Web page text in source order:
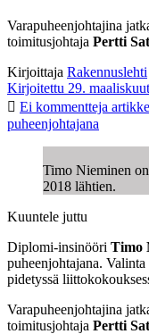
Varapuheenjohtajina
toimitusjohtaja Pertti
Kirjoittaja Rakennuslehti
Kirjoitettu 29.
Ei kommentteja
puheenjohtajana
Timo Nieminen
2018 lähtien.
Kuuntele juttu
Diplomi-insinööri Timo
puheenjohtajana.
pidetyssä
Varapuheenjohtajina
toimitusjohtaja Pertti